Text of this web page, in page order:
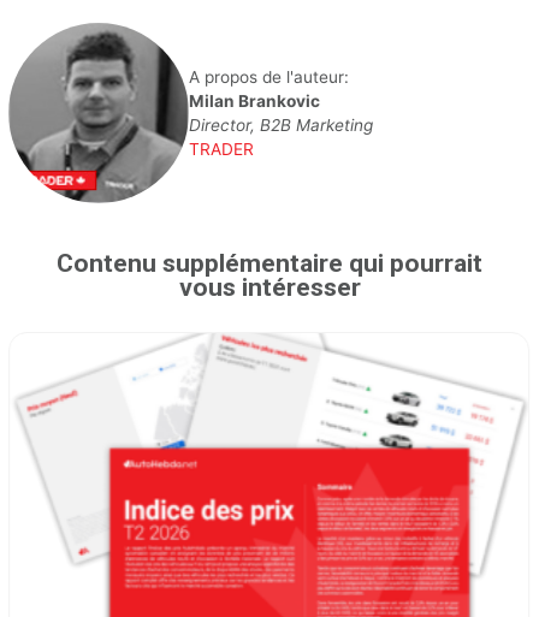
A propos de l'auteur:
Milan Brankovic
Director, B2B Marketing
TRADER
Contenu supplémentaire qui pourrait
vous intéresser